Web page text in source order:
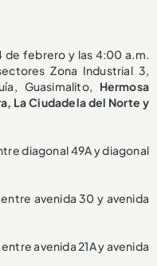
de febrero y las 4:00 a.m.
Zona Industrial 3,
Guasimalito, Hermosa
La Ciudadela del Norte y
diagonal 49A y diagonal
avenida 30 y avenida
avenida 21A y avenida